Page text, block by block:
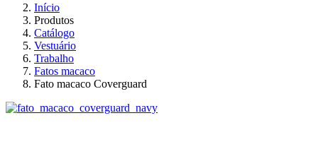
Início
Produtos
Catálogo
Vestuário
Trabalho
Fatos macaco
Fato macaco Coverguard